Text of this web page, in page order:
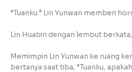
“Tuanku.” Lin Yunwan memberi
Lin Huabin dengan lembut
Memimpin Lin Yunwan ke ruang
bertanya saat tiba, “Tuanku,